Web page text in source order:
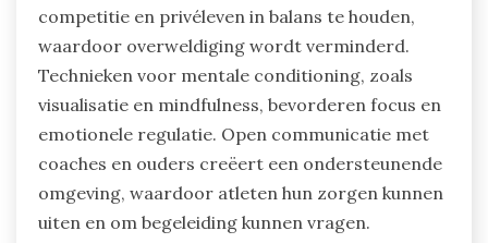
competitie en privéleven in balans te houden,
waardoor overweldiging wordt verminderd.
Technieken voor mentale conditioning, zoals
visualisatie en mindfulness, bevorderen focus en
emotionele regulatie. Open communicatie met
coaches en ouders creëert een ondersteunende
omgeving, waardoor atleten hun zorgen kunnen
uiten en om begeleiding kunnen vragen.